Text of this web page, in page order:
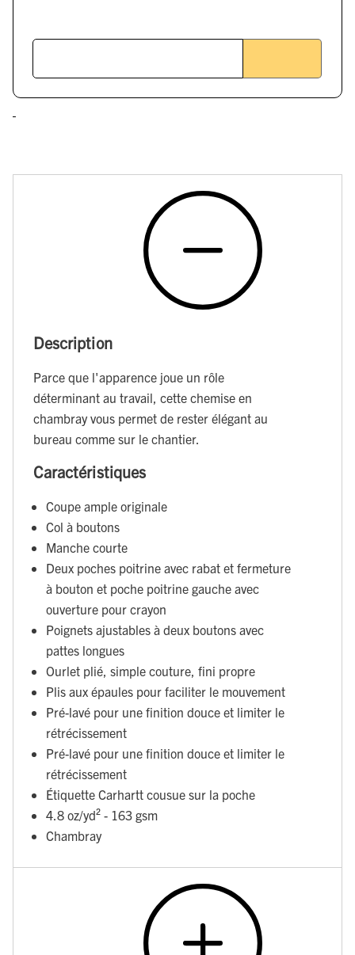
Description
Parce que l'apparence joue un rôle
déterminant au travail, cette chemise en
chambray vous permet de rester élégant au
bureau comme sur le chantier.
Caractéristiques
Coupe ample originale
Col à boutons
Manche courte
Deux poches poitrine avec rabat et fermeture
à bouton et poche poitrine gauche avec
ouverture pour crayon
Poignets ajustables à deux boutons avec
pattes longues
Ourlet plié, simple couture, fini propre
Plis aux épaules pour faciliter le mouvement
Pré-lavé pour une finition douce et limiter le
rétrécissement
Pré-lavé pour une finition douce et limiter le
rétrécissement
Étiquette Carhartt cousue sur la poche
4.8 oz/yd² - 163 gsm
Chambray